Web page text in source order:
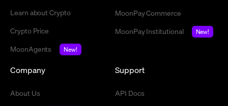
Learn about Crypto
Crypto Price
MoonAgents
New!
MoonPay Commerce
MoonPay Institutional
New!
Company
About Us
Support
API Docs